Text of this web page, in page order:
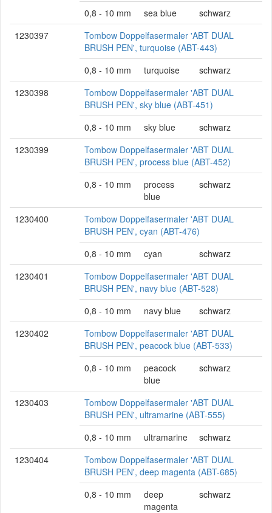
0,8 - 10 mm
sea blue
schwarz
1230397
Tombow Doppelfasermaler 'ABT DUAL
BRUSH PEN', turquoise (ABT-443)
0,8 - 10 mm
turquoise
schwarz
1230398
Tombow Doppelfasermaler 'ABT DUAL
BRUSH PEN', sky blue (ABT-451)
0,8 - 10 mm
sky blue
schwarz
1230399
Tombow Doppelfasermaler 'ABT DUAL
BRUSH PEN', process blue (ABT-452)
0,8 - 10 mm
process
blue
schwarz
1230400
Tombow Doppelfasermaler 'ABT DUAL
BRUSH PEN', cyan (ABT-476)
0,8 - 10 mm
cyan
schwarz
1230401
Tombow Doppelfasermaler 'ABT DUAL
BRUSH PEN', navy blue (ABT-528)
0,8 - 10 mm
navy blue
schwarz
1230402
Tombow Doppelfasermaler 'ABT DUAL
BRUSH PEN', peacock blue (ABT-533)
0,8 - 10 mm
peacock
blue
schwarz
1230403
Tombow Doppelfasermaler 'ABT DUAL
BRUSH PEN', ultramarine (ABT-555)
0,8 - 10 mm
ultramarine
schwarz
1230404
Tombow Doppelfasermaler 'ABT DUAL
BRUSH PEN', deep magenta (ABT-685)
0,8 - 10 mm
deep
magenta
schwarz